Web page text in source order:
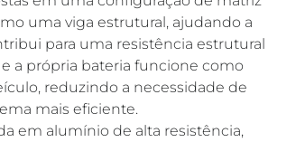
uma viga estrutural, ajudando a
para uma resistência estrutural
a própria bateria funcione como
reduzindo a necessidade de
mais eficiente.
em alumínio de alta resistência,